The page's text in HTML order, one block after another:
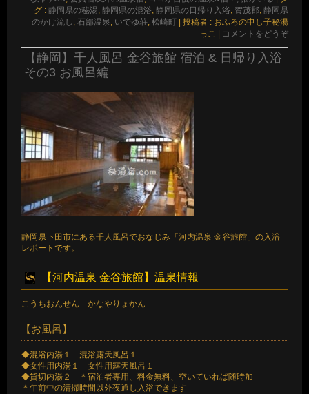
グ : 静岡県の秘湯 静岡県の混浴 静岡県の日帰り入浴 賀茂郡 静岡県
のかけ流し 石部温泉 いでゆ荘 松崎町 | 投稿者 : おふろの申し子秘湯
っこ | コメントをどうぞ
【静岡】千人風呂 金谷旅館 宿泊 & 日帰り入浴
その3 お風呂編
静岡県下田市にある千人風呂でおなじみ「河内温泉 金谷旅館」の入浴
レポートです。
【河内温泉 金谷旅館】温泉情報
こうちおんせん かなやりょかん
【お風呂】
◆混浴内湯１ 混浴露天風呂１
◆女性用内湯１ 女性用露天風呂１
◆貸切内湯２ ＊宿泊者専用、料金無料、空いていれば随時加
＊午前中の清掃時間以外夜通し入浴できます